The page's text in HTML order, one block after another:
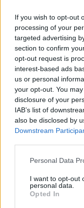
If you wish to opt-out
processing of your
targeted advertising
section to confirm
opt-out request is
interest-based ads
us or personal
your opt-out. You
disclosure of your
IAB’s list of
also be disclosed by
Downstream
Personal Data
I want to opt-out
personal data.
Opted In